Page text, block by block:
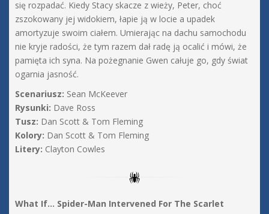
się rozpadać. Kiedy Stacy skacze z wieży, Peter, choć
zszokowany jej widokiem, łapie ją w locie a upadek
amortyzuje swoim ciałem. Umierając na dachu samochodu
nie kryje radości, że tym razem dał radę ją ocalić i mówi, że
pamięta ich syna. Na pożegnanie Gwen całuje go, gdy świat
ogarnia jasność.
Scenariusz: Sean McKeever
Rysunki: Dave Ross
Tusz: Dan Scott & Tom Fleming
Kolory: Dan Scott & Tom Fleming
Litery: Clayton Cowles
What If… Spider-Man Intervened For The Scarlet